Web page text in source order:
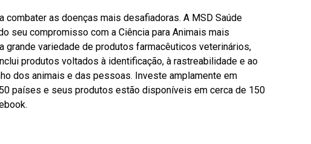
combater as doenças mais desafiadoras. A MSD Saúde
seu compromisso com a Ciência para Animais mais
variedade de produtos farmacêuticos veterinários,
produtos voltados à identificação, à rastreabilidade e ao
dos animais e das pessoas. Investe amplamente em
países e seus produtos estão disponíveis em cerca de 150
ook.